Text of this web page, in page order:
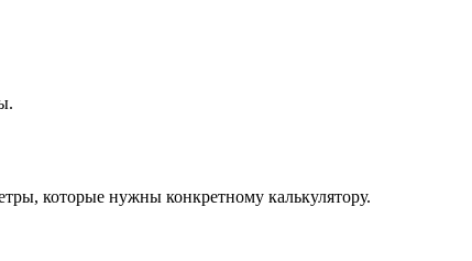
которые нужны конкретному калькулятору.